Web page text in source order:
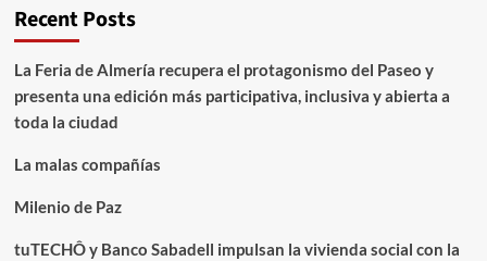
Recent Posts
La Feria de Almería recupera el protagonismo del Paseo y
presenta una edición más participativa, inclusiva y abierta a
toda la ciudad
La malas compañías
Milenio de Paz
tuTECHÔ y Banco Sabadell impulsan la vivienda social con la